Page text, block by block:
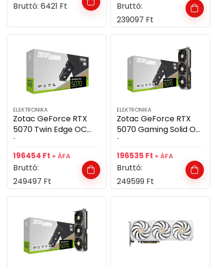
Bruttó:6421 Ft
Bruttó:
239097 Ft
ELEKTRONIKA
Zotac GeForce RTX
5070 Twin Edge OC
12GB GDDR7 192bit
videókártya
-
196454 Ft + ÁFA
Bruttó:
249497 Ft
ELEKTRONIKA
Zotac GeForce RTX
5070 Gaming Solid OC
12GB GDDR7 192bit
videókártya
-
196535 Ft + ÁFA
Bruttó:
249599 Ft